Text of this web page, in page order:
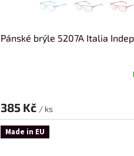
Pánské brýle 5207A Italia
385 Kč / ks
Made in EU